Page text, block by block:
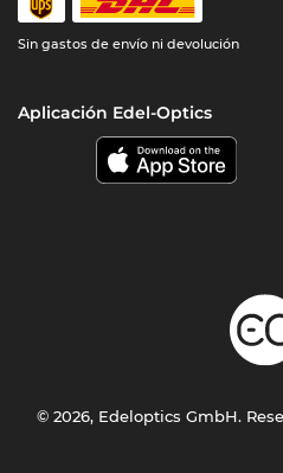
Sin gastos de envío ni devolución
Aplicación Edel-Optics
© 2026, Edeloptics GmbH.